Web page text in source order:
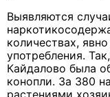
Выявляются
количествах,
употребления.
Кайдалово была
конопли. За 380